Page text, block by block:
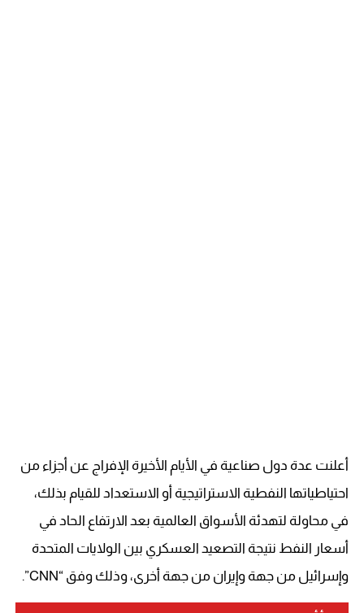
أعلنت عدة دول صناعية في الأيام الأخيرة الإفراج عن أجزاء من
احتياطياتها النفطية الاستراتيجية أو الاستعداد للقيام بذلك،
في محاولة لتهدئة الأسواق العالمية بعد الارتفاع الحاد في
أسعار النفط نتيجة التصعيد العسكري بين الولايات المتحدة
وإسرائيل من جهة وإيران من جهة أخرى، وذلك وفق “CNN”.